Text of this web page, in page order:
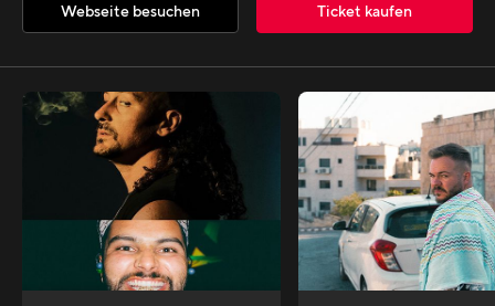
Webseite besuchen Ticket kaufen